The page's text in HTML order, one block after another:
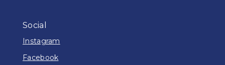
Social
Instagram
Facebook